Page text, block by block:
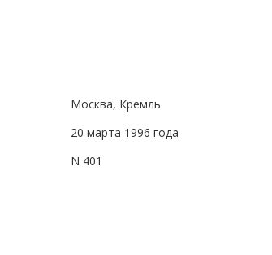
Москва, Кремль
20 марта 1996 года
N 401